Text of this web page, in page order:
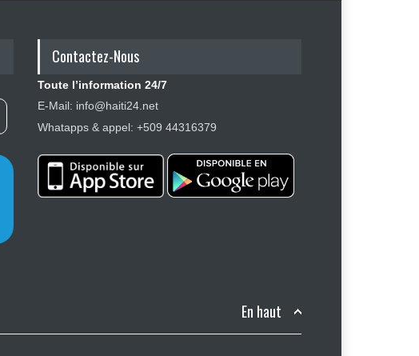
Contactez-Nous
Toute l’information 24/7
E-Mail: info@haiti24.net
Whatapps & appel: +509 44316379
En haut